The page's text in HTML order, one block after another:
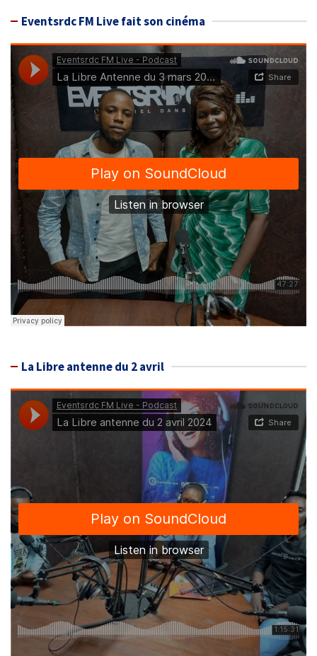
Eventsrdc FM Live fait son cinéma
La Libre antenne du 2 avril